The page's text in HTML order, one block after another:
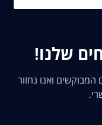
שלנו!
ואנו נחזור